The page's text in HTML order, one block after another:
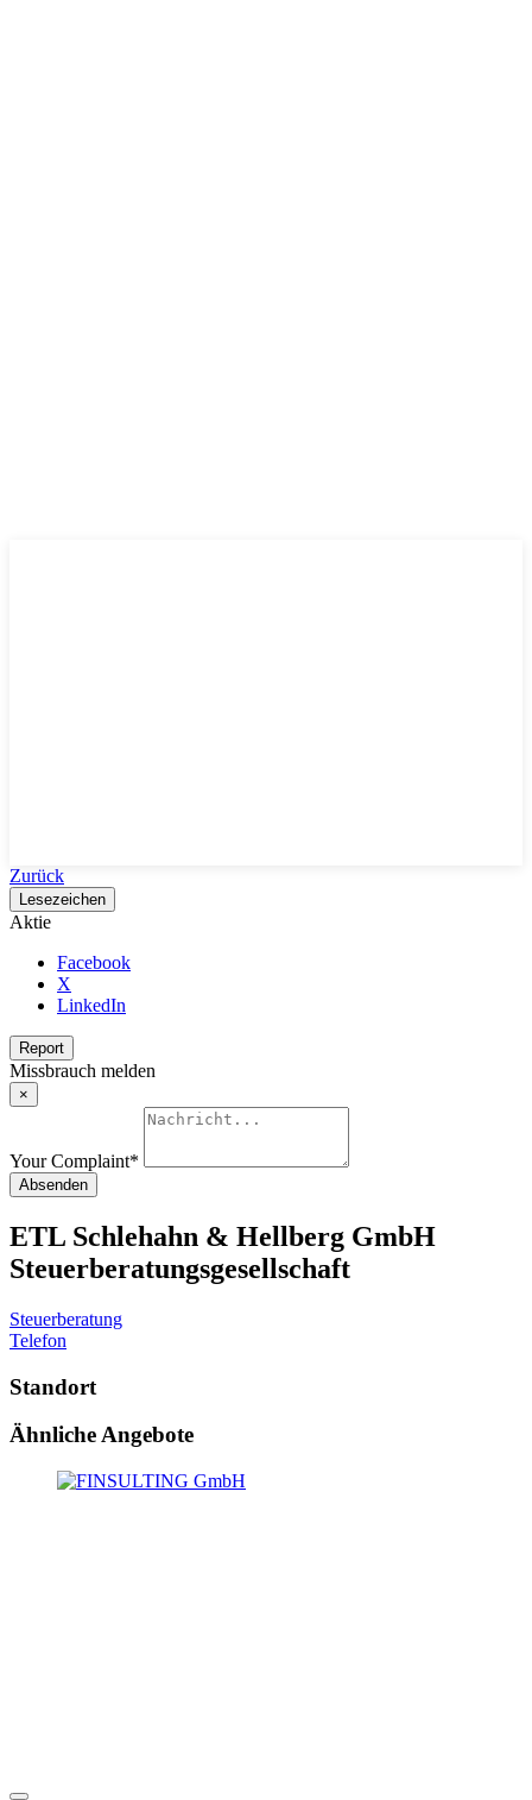
Zurück
Lesezeichen
Aktie
Facebook
X
LinkedIn
Report
Missbrauch melden
×
Your Complaint*
Absenden
ETL Schlehahn & Hellberg GmbH
Steuerberatungsgesellschaft
Steuerberatung
Telefon
Standort
Ähnliche Angebote